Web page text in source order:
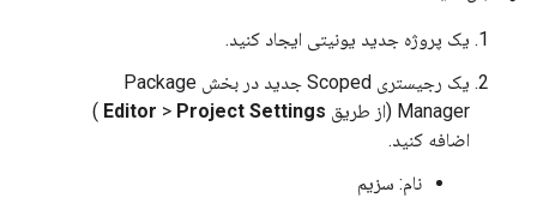
یک پروژه جدید یونیتی ایجاد کنید.
یک رجیستری Scoped جدید در بخش Package
Manager (از طریق
Editor > Project Settings
)
اضافه کنید.
نام: سزیم